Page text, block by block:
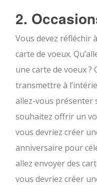
2.
Vous devez réfléchir
carte de voeux.
une carte de voeux ?
transmettre à
allez-vous présenter
souhaitez offrir un
vous devriez créer
anniversaire pour
allez envoyer des
vous devriez créer